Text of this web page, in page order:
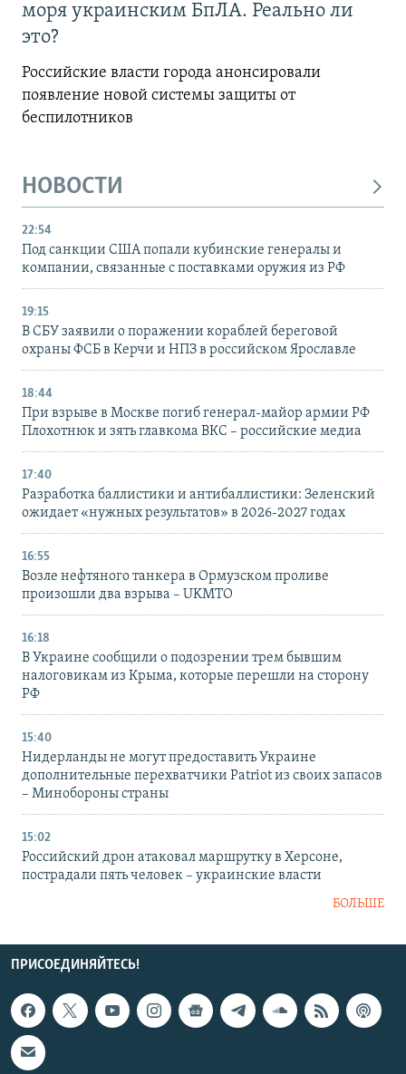
моря украинским БпЛА. Реально ли
это?
Российские власти города анонсировали
появление новой системы защиты от
беспилотников
НОВОСТИ
22:54
Под санкции США попали кубинские генералы и
компании, связанные с поставками оружия из РФ
19:15
В СБУ заявили о поражении кораблей береговой
охраны ФСБ в Керчи и НПЗ в российском Ярославле
18:44
При взрыве в Москве погиб генерал-майор армии РФ
Плохотнюк и зять главкома ВКС – российские медиа
17:40
Разработка баллистики и антибаллистики: Зеленский
ожидает «нужных результатов» в 2026-2027 годах
16:55
Возле нефтяного танкера в Ормузском проливе
произошли два взрыва – UKMTO
16:18
В Украине сообщили о подозрении трем бывшим
налоговикам из Крыма, которые перешли на сторону
РФ
15:40
Нидерланды не могут предоставить Украине
дополнительные перехватчики Patriot из своих запасов
– Минобороны страны
15:02
Российский дрон атаковал маршрутку в Херсоне,
пострадали пять человек – украинские власти
БОЛЬШЕ
ПРИСОЕДИНЯЙТЕСЬ!